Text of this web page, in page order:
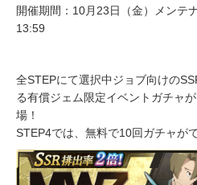
開催期間：10月23日（金）メンテ
13:59
全STEPにて選択中ジョブ向けの
る有償ジェム限定イベントガチャ
場！
STEP4では、無料で10回ガチャが